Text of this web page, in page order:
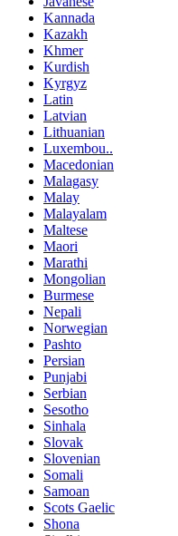
Kannada
Kazakh
Khmer
Kurdish
Kyrgyz
Latin
Latvian
Lithuanian
Luxembou..
Macedonian
Malagasy
Malay
Malayalam
Maltese
Maori
Marathi
Mongolian
Burmese
Nepali
Norwegian
Pashto
Persian
Punjabi
Serbian
Sesotho
Sinhala
Slovak
Slovenian
Somali
Samoan
Scots Gaelic
Shona